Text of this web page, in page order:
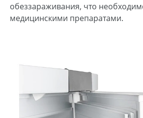
обеззараживания, что
медицинскими препаратами.